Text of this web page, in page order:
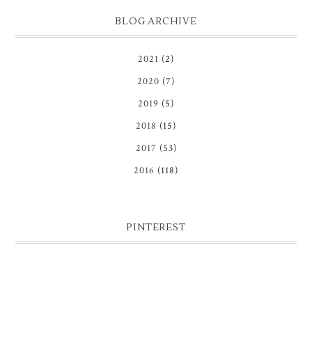
BLOG ARCHIVE
2021 (2)
2020 (7)
2019 (5)
2018 (15)
2017 (53)
2016 (118)
PINTEREST